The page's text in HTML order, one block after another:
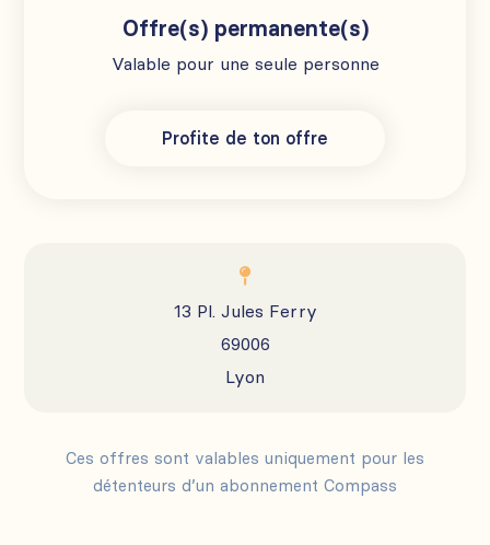
Offre(s) permanente(s)
Valable pour une seule personne
Profite de ton offre

13 Pl. Jules Ferry
69006
Lyon
Ces offres sont valables uniquement pour les
détenteurs d’un abonnement Compass